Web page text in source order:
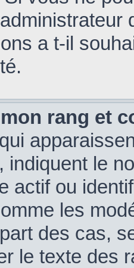
a t-il
rang et
indiquent le
actif ou
les
des cas,
le texte des